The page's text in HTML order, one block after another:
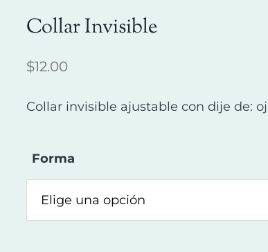
Collar Invisible
$12.00
Collar invisible ajustable con dije de:
Forma